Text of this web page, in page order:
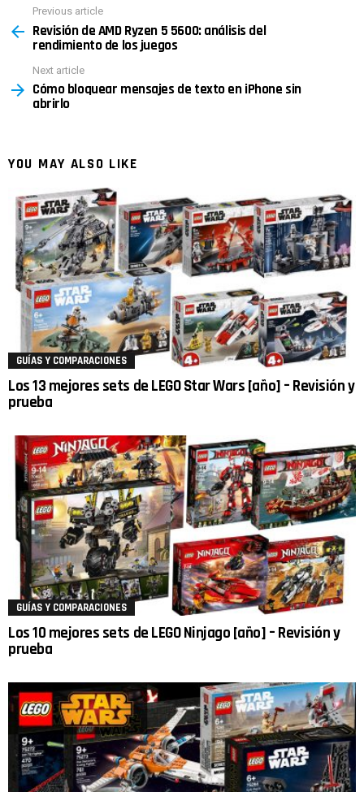
more
Previous article
Revisión de AMD Ryzen 5 5600: análisis del
rendimiento de los juegos
Next article
Cómo bloquear mensajes de texto en iPhone sin
abrirlo
YOU MAY ALSO LIKE
GUÍAS Y COMPARACIONES
Los 13 mejores sets de LEGO Star Wars [año] – Revisión y
prueba
GUÍAS Y COMPARACIONES
Los 10 mejores sets de LEGO Ninjago [año] – Revisión y
prueba